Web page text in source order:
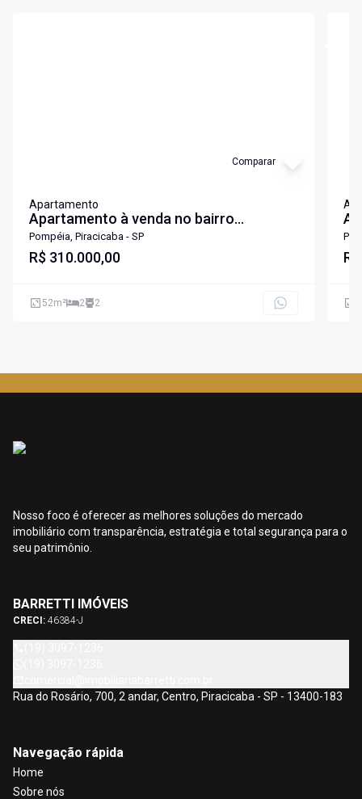
Comparar
Apartamento
Apartamento à venda no bairro
Pompéia, com 52,1 m², 2 quartos (sendo
1 suíte), 2 banheiros e 1 vaga de
Pompéia, Piracicaba - SP
R$ 310.000,00
52m² 2 2
Nosso foco é oferecer as melhores soluções do mercado
imobiliário com transparência, estratégia e total segurança para o
seu patrimônio.
BARRETTI IMÓVEIS
CRECI: 46384-J
Rua do Rosário, 700, 2 andar, Centro, Piracicaba - SP - 13400-183
Navegação rápida
Home
Sobre nós